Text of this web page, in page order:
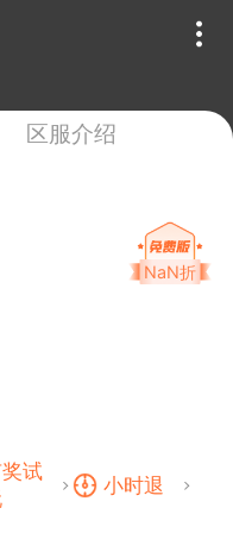
区服介绍
NaN折
试
小时退